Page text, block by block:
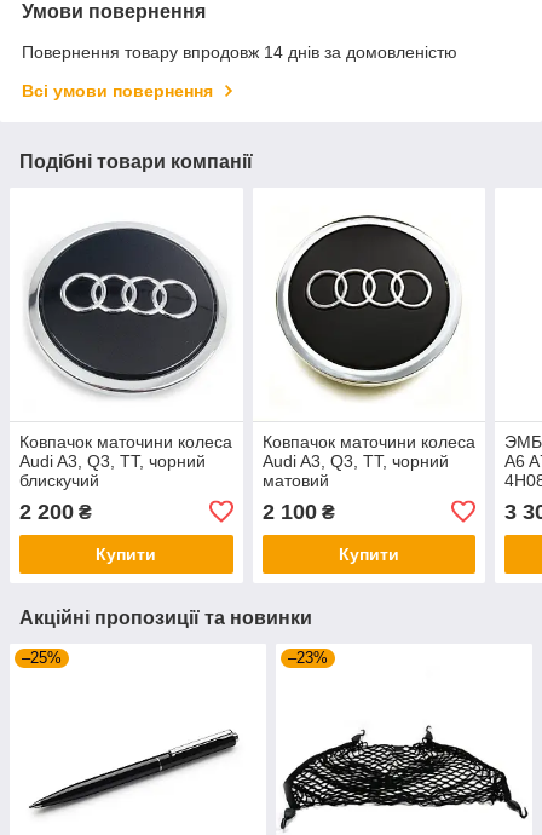
Умови повернення
Повернення товару впродовж 14 днів за домовленістю
Всі умови повернення
Подібні товари компанії
Ковпачок маточини колеса
Audi A3, Q3, TT, чорний
блискучий
2 200 ₴
Купити
Ковпачок маточини колеса
Audi A3, Q3, TT, чорний
матовий
2 100₴
Купити
A6
3
Акційні пропозиції та новинки
–25% –23%